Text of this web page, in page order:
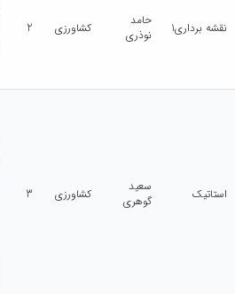
نقشه برداری1
حامد
نوذری
کشاورزی 2
استاتیک
سعید
گوهری
کشاورزی 3